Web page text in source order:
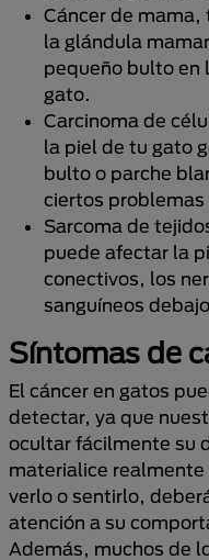
Cáncer de
la glándula
pequeño bulto en
gato.
Carcinoma de
la piel de tu gato
bulto o parche
ciertos
Sarcoma de
puede afectar la
conectivos, los
sanguíneos
Síntomas de
El cáncer en gatos
detectar, ya que
ocultar fácilmente su
materialice
verlo o sentirlo,
atención a su
Además, muchos de